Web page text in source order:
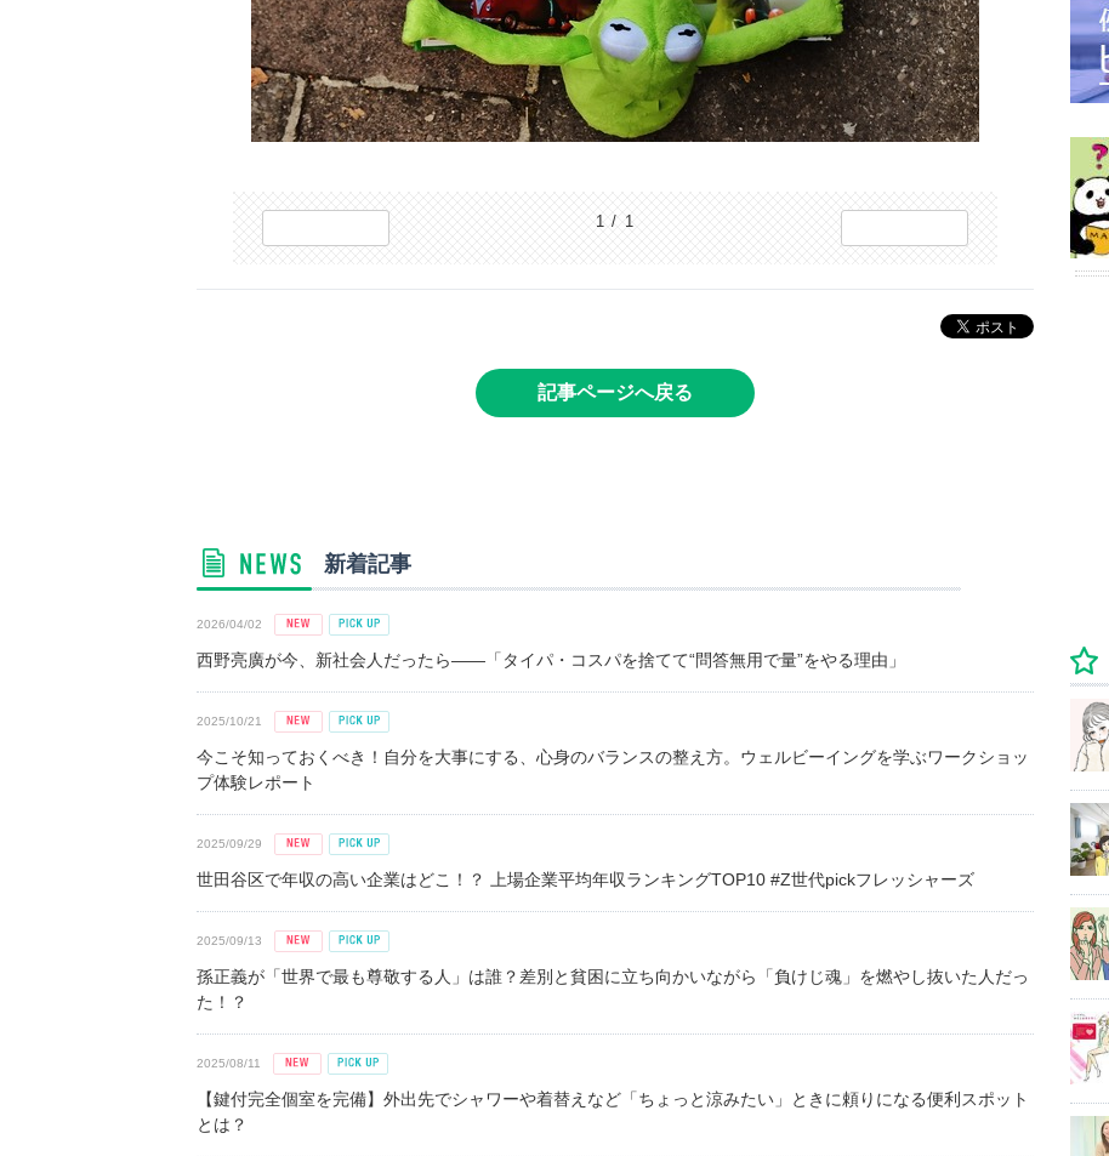
1 / 1
記事ページへ戻る
新着記事
2026/04/02
西野亮廣が今、新社会人だったら――「タイパ・コスパを捨てて“問答無用で量”をやる理由」
2025/10/21
今こそ知っておくべき！自分を大事にする、心身のバランスの整え方。ウェルビーイングを学ぶワークショッ
プ体験レポート
2025/09/29
世田谷区で年収の高い企業はどこ！？ 上場企業平均年収ランキングTOP10 #Z世代pickフレッシャーズ
2025/09/13
孫正義が「世界で最も尊敬する人」は誰？差別と貧困に立ち向かいながら「負けじ魂」を燃やし抜いた人だっ
た！？
2025/08/11
【鍵付完全個室を完備】外出先でシャワーや着替えなど「ちょっと涼みたい」ときに頼りになる便利スポット
とは？